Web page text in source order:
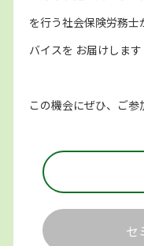
を行う社会保険労務
バイスを お届けします
この機会にぜひ、ご参
セ